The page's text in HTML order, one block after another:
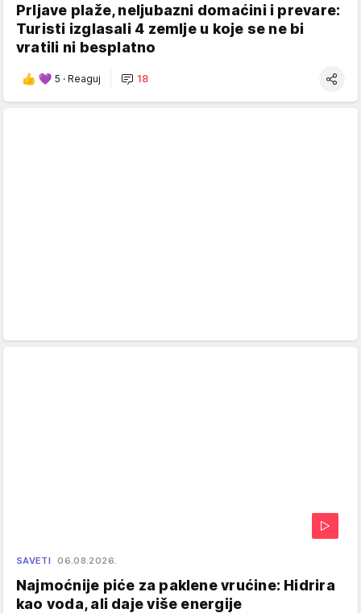
Prljave plaže, neljubazni domaćini i prevare:
Turisti izglasali 4 zemlje u koje se ne bi
vratili ni besplatno
5 · Reaguj 18
SAVETI 06.08.2026.
Najmoćnije piće za paklene vrućine: Hidrira
kao voda, ali daje više energije